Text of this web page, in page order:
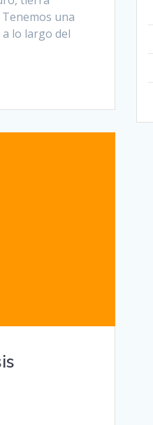
una
lo largo del